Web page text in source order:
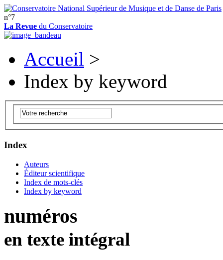
n°7
La Revue du Conservatoire
Accueil >
Index by keyword
Index
Auteurs
Éditeur scientifique
Index de mots-clés
Index by keyword
numéros
en texte intégral